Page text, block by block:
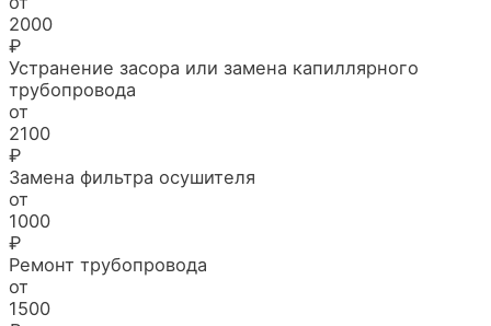
2000
₽
Устранение засора или замена капиллярного
трубопровода
от
2100
₽
Замена фильтра осушителя
от
1000
₽
Ремонт трубопровода
от
1500